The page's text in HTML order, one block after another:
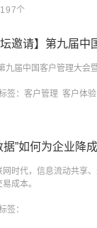
个
坛邀请】第九届
九届中国客户管理大会
签： 客户管理 客户体验
据”如何为企业降成
网时代，信息流动共享
成本。
签：